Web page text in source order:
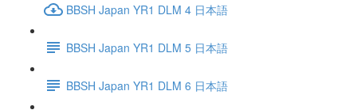
BBSH Japan YR1 DLM 4 日本語
BBSH Japan YR1 DLM 5 日本語
BBSH Japan YR1 DLM 6 日本語